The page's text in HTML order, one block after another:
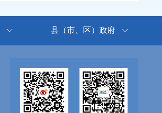
县（市、区）政府